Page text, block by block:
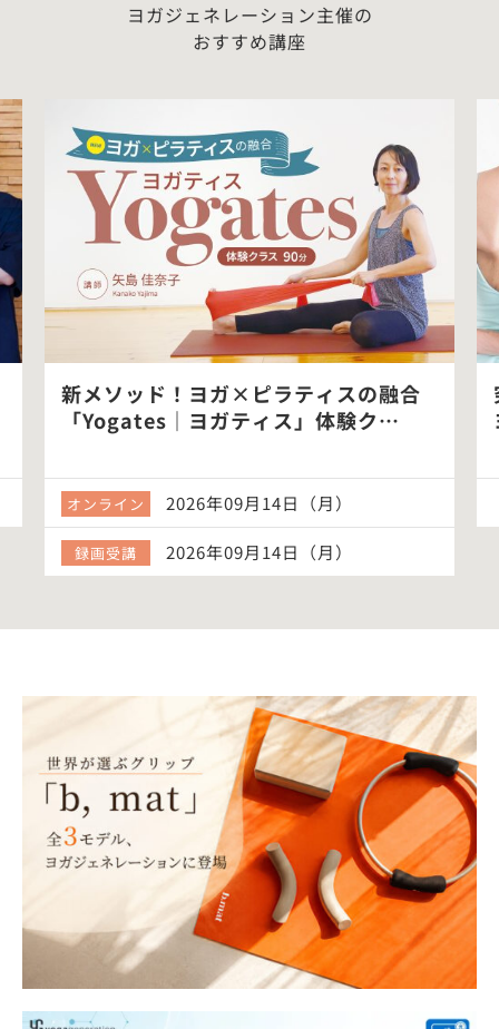
ヨガジェネレーション主催の
おすすめ講座
新メソッド！ヨガ×ピラティスの融合
「Yogates｜ヨガティス」体験ク…
オンライン 2026年09月14日（月）
録画受講 2026年09月14日（月）